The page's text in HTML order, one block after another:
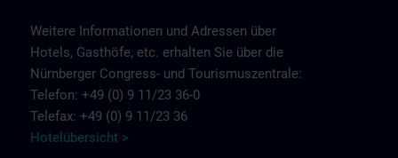
Weitere Informationen und Adressen über
Hotels, Gasthöfe, etc. erhalten Sie über die
Nürnberger Congress- und Tourismuszentrale:
Telefon: +49 (0) 9 11/23 36-0
Telefax: +49 (0) 9 11/23 36
Hotelübersicht >